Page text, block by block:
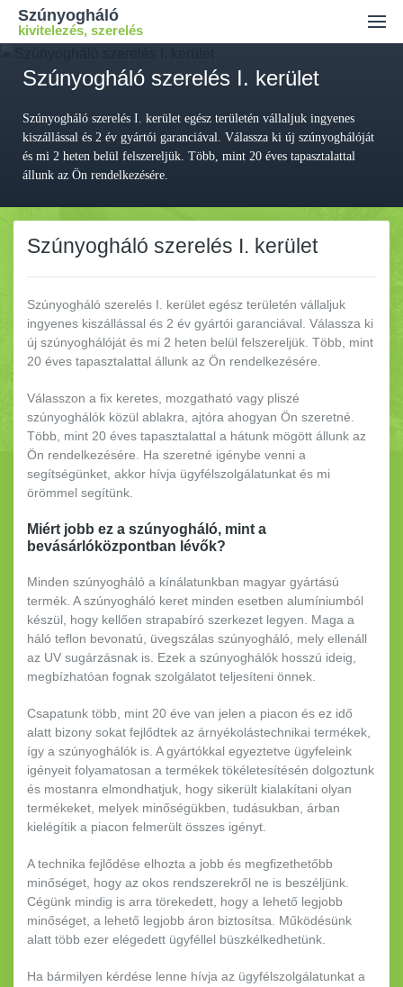
Szúnyogháló
kivitelezés, szerelés
Ajánlatkérés
Kiszállási díj
Kapcsolat
Szúnyogháló szerelés I. kerület
Szúnyogháló szerelés I. kerület egész területén vállaljuk ingyenes
kiszállással és 2 év gyártói garanciával. Válassza ki új szúnyoghálóját
és mi 2 heten belül felszereljük. Több, mint 20 éves tapasztalattal
állunk az Ön rendelkezésére.
Szúnyogháló szerelés I. kerület
Szúnyogháló szerelés I. kerület egész területén vállaljuk
ingyenes kiszállással és 2 év gyártói garanciával. Válassza ki
új szúnyoghálóját és mi 2 heten belül felszereljük. Több, mint
20 éves tapasztalattal állunk az Ön rendelkezésére.
Válasszon a fix keretes, mozgatható vagy pliszé
szúnyoghálók közül ablakra, ajtóra ahogyan Ön szeretné.
Több, mint 20 éves tapasztalattal a hátunk mögött állunk az
Ön rendelkezésére. Ha szeretné igénybe venni a
segítségünket, akkor hívja ügyfélszolgálatunkat és mi
örömmel segítünk.
Miért jobb ez a szúnyogháló, mint a
bevásárlóközpontban lévők?
Minden szúnyogháló a kínálatunkban magyar gyártású
termék. A szúnyogháló keret minden esetben alumíniumból
készül, hogy kellően strapabíró szerkezet legyen. Maga a
háló teflon bevonatú, üvegszálas szúnyogháló, mely ellenáll
az UV sugárzásnak is. Ezek a szúnyoghálók hosszú ideig,
megbízhatóan fognak szolgálatot teljesíteni önnek.
Csapatunk több, mint 20 éve van jelen a piacon és ez idő
alatt bizony sokat fejlődtek az árnyékolástechnikai termékek,
így a szúnyoghálók is. A gyártókkal egyeztetve ügyfeleink
igényeit folyamatosan a termékek tökéletesítésén dolgoztunk
és mostanra elmondhatjuk, hogy sikerült kialakítani olyan
termékeket, melyek minőségükben, tudásukban, árban
kielégítik a piacon felmerült összes igényt.
A technika fejlődése elhozta a jobb és megfizethetőbb
minőséget, hogy az okos rendszerekről ne is beszéljünk.
Cégünk mindig is arra törekedett, hogy a lehető legjobb
minőséget, a lehető legjobb áron biztosítsa. Működésünk
alatt több ezer elégedett ügyféllel büszkélkedhetünk.
Ha bármilyen kérdése lenne hívja az ügyfélszolgálatunkat a